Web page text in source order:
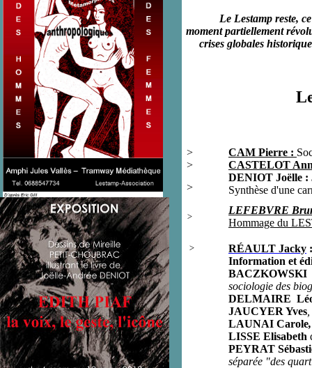
Le Lestamp reste, ce
moment partiellement
crises globales
> CAM Pierre :
>
CASTELOT
>
DENIOT Joëlle :
Synthèse d'une
>
LEFEBVRE
Hommage du
> RÉAULT Jacky :
Information et
BACZKOWSKI
sociologie des
DELMAIRE
JAUCYER Yves
LAUNAI Carole
LISSE Elisabeth
PEYRAT
séparée "des